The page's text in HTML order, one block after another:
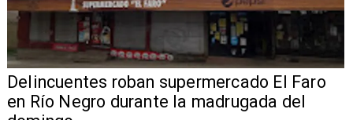
Delincuentes roban supermercado El Faro
en Río Negro durante la madrugada del